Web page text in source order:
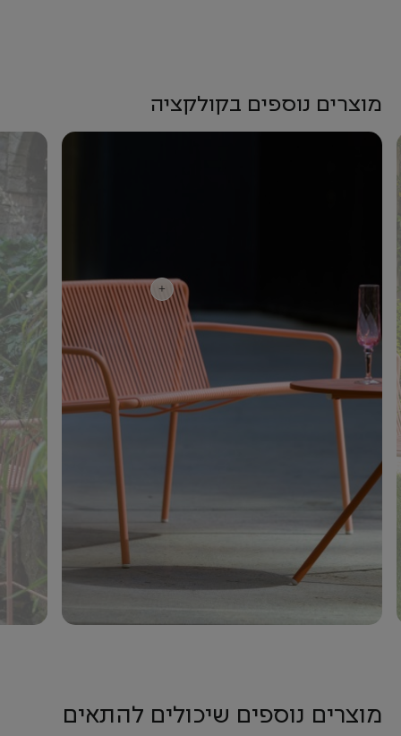
מוצרים נוספים בקולקציה
+
מוצרים נוספים שיכולים להתאים